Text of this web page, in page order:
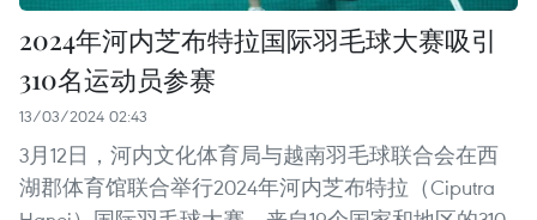
2024年河内芝布特拉国际羽毛球大赛吸引
310名运动员参赛
13/03/2024 02:43
3月12日，河内文化体育局与越南羽毛球联合会在西
湖郡体育馆联合举行2024年河内芝布特拉（Ciputra